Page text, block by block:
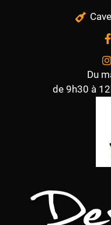
Du
de 9h30 à